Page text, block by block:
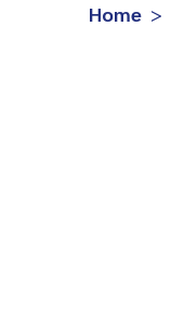
Home